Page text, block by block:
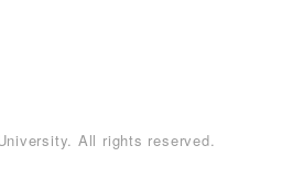
All rights reserved.